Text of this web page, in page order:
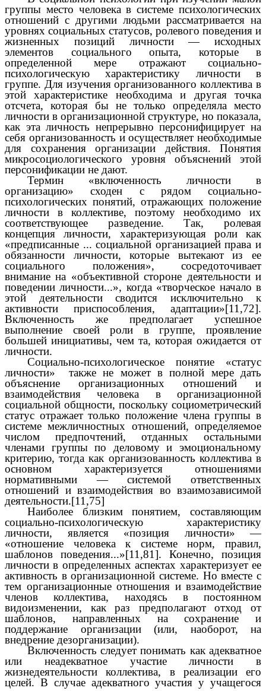
группы место человека в системе психологических
отношений с другими людьми рассматривается на
уровнях социальных статусов, ролевого поведения и
жизненных позиций личности — исходных
элементов социального опыта, которые в
определенной мере отражают социально-
психологическую характеристику личности в
группе. Для изучения организованного коллектива в
этой характеристике необходима и другая точка
отсчета, которая бы не только определяла место
личности в организационной структуре, но показала,
как эта личность непрерывно персонифицирует на
себя организованность и осуществляет необходимые
для сохранения организации действия. Понятия
микросоциологического уровня объяснений этой
персонификации не дают.
Термин «включенность личности в
организацию» сходен с рядом социально-
психологических понятий, отражающих положение
личности в коллективе, поэтому необходимо их
соответствующее разведение. Так, ролевая
концепция личности, характеризующая роли как
«предписанные ... социальной организацией права и
обязанности личности, которые вытекают из ее
социального положения», сосредоточивает
внимание на «объективной стороне деятельности и
поведении личности...», когда «творческое начало в
этой деятельности сводится исключительно к
активности приспособления, адаптации»[11,72].
Включенность же предполагает успешное
выполнение своей роли в группе, проявление
большей инициативы, чем та, которая ожидается от
личности.
Социально-психологическое понятие «статус
личности» также не может в полной мере дать
объяснение организационных отношений и
взаимодействия человека в организационной
социальной общности, поскольку социометрический
статус отражает только положение члена группы в
системе межличностных отношений, определяемое
числом предпочтений, отданных остальными
членами группы по деловому и эмоциональному
критерию, тогда как организованность коллектива в
основном характеризуется отношениями
нормативными — системой ответственных
отношений и взаимодействия во взаимозависимой
деятельности.[11,75]
Наиболее близким понятием, составляющим
социально-психологическую характеристику
личности, является «позиция личности» —
«отношение человека к системе норм, правил,
шаблонов поведения...»[11,81]. Конечно, позиция
личности в определенных аспектах характеризует ее
активность в организационной системе. Но вместе с
тем организационные отношения и взаимодействие
членов коллектива, находясь в постоянном
видоизменении, как раз предполагают отход от
шаблонов, направленных на сохранение и
поддержание организации (или, наоборот, на
внедрение дезорганизации).
Включенность следует понимать как адекватное
или неадекватное участие личности в
жизнедеятельности коллектива, в реализации его
целей. В случае адекватного участия у учащегося